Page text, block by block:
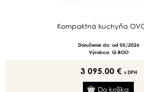
Kompaktná kuchyňa
Doručenie do: od 05/2026
Výrobca: Q-BOO
3 095.00 € s DPH